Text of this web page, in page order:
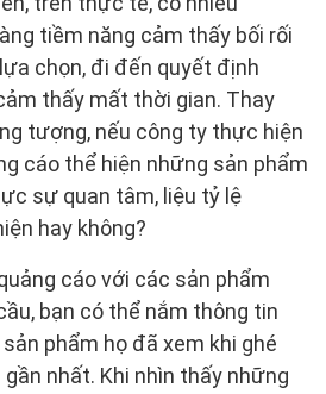
tiềm năng cảm thấy bối rối
chọn, đi đến quyết định
thấy mất thời gian. Thay
tượng, nếu công ty thực hiện
cáo thể hiện những sản phẩm
sự quan tâm, liệu tỷ lệ
hay không?
cáo với các sản phẩm
bạn có thể nắm thông tin
phẩm họ đã xem khi ghé
nhất. Khi nhìn thấy những